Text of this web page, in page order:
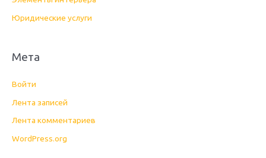
Юридические услуги
Мета
Войти
Лента записей
Лента комментариев
WordPress.org